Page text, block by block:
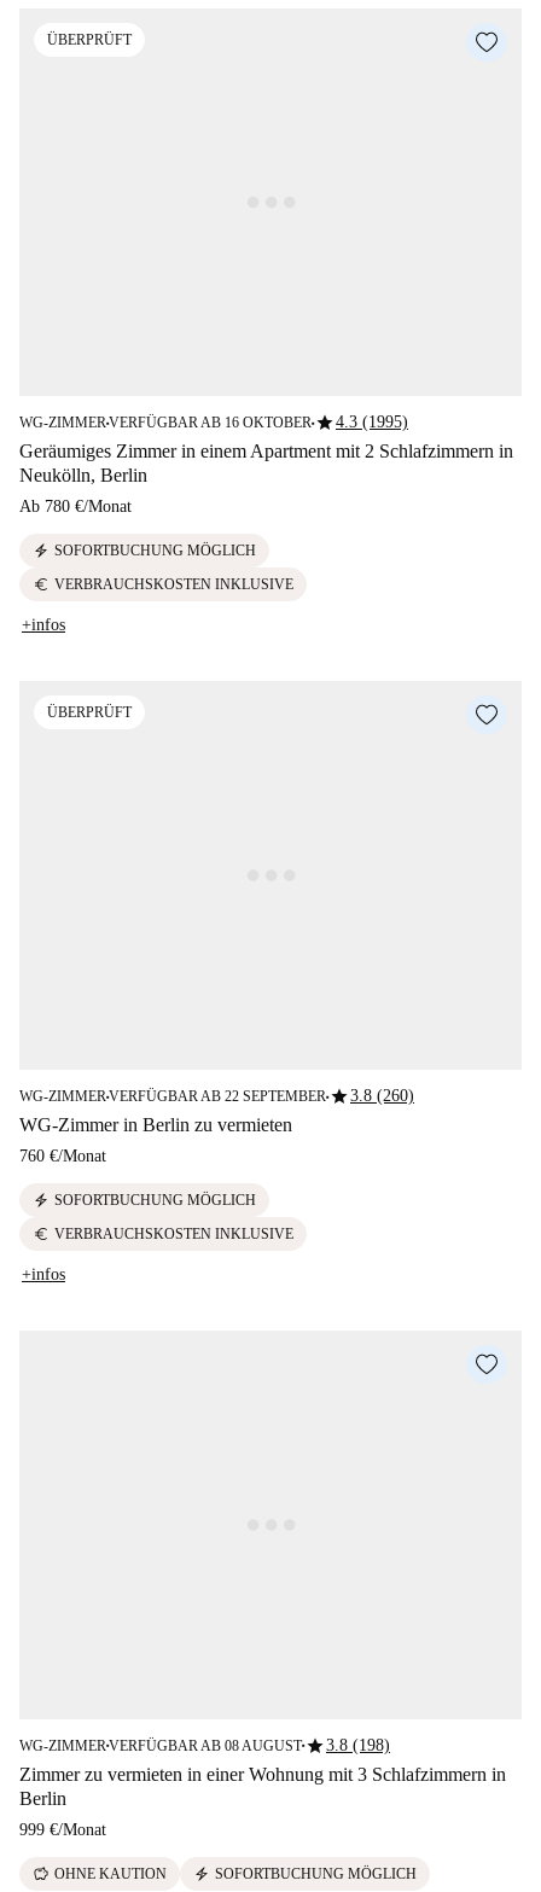
ÜBERPRÜFT
WG-ZIMMER■VERFÜGBAR AB 16 OKTOBER■star4.3 (1995)
Geräumiges Zimmer in einem Apartment mit 2 Schlafzimmern in
Neukölln, Berlin
Ab 780 €/Monat
electric_bolt SOFORTBUCHUNG MÖGLICH
euro VERBRAUCHSKOSTEN INKLUSIVE
+infos
ÜBERPRÜFT
WG-ZIMMER■VERFÜGBAR AB 22 SEPTEMBER■star3.8 (260)
WG-Zimmer in Berlin zu vermieten
760 €/Monat
electric_bolt SOFORTBUCHUNG MÖGLICH
euro VERBRAUCHSKOSTEN INKLUSIVE
+infos
WG-ZIMMER ■VERFÜGBAR AB 08 AUGUST■star3.8 (198)
Zimmer zu vermieten in einer Wohnung mit 3 Schlafzimmern in
Berlin
999 €/Monat
savings OHNE KAUTION electric_bolt SOFORTBUCHUNG MÖGLICH